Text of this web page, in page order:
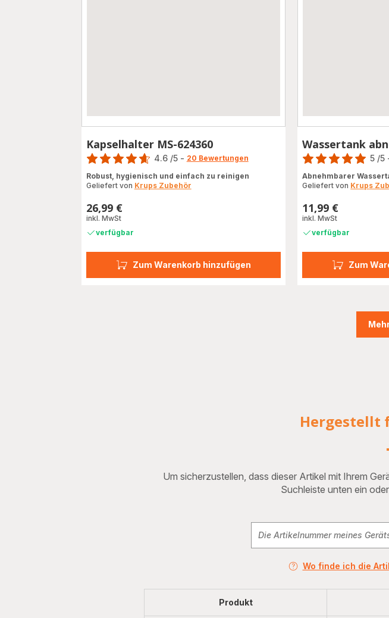
Zum Warenkorb hinzufügen
Kapselhalter MS-624360
Bewertung
4.6 /5 - 20 Bewertungen
Robust, hygienisch und einfach zu reinigen
Geliefert von Krups Zubehör
Preis
26,99 €
inkl. MwSt
verfügbar
Zum
Wassertank
Bewertung
mit
Sternen
(Durchschnitt)
5 /5
Abnehmbarer
Geliefert von Krups
Preis
11,99 €
inkl. MwSt
verfügbar
Hergestellt
Um sicherzustellen, dass dieser Artikel mit Ihrem
Suchleiste unten ein
Wo finde ich die
Produkt